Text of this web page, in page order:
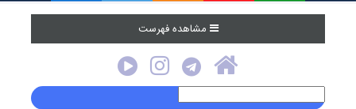
مشاهده فهرست